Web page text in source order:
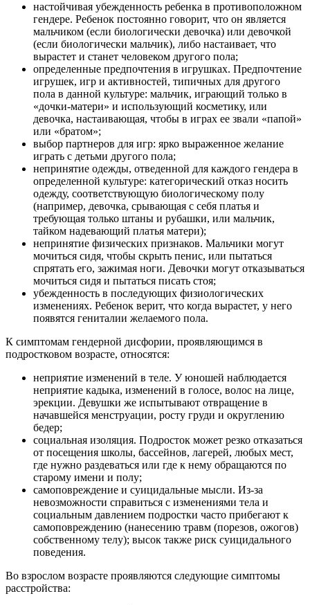
настойчивая убежденность ребенка в противоположном
гендере. Ребенок постоянно говорит, что он является
мальчиком (если биологически девочка) или девочкой
(если биологически мальчик), либо настаивает, что
вырастет и станет человеком другого пола;
определенные предпочтения в игрушках. Предпочтение
игрушек, игр и активностей, типичных для другого
пола в данной культуре: мальчик, играющий только в
«дочки-матери» и использующий косметику, или
девочка, настаивающая, чтобы в играх ее звали «папой»
или «братом»;
выбор партнеров для игр: ярко выраженное желание
играть с детьми другого пола;
непринятие одежды, отведенной для каждого гендера в
определенной культуре: категорический отказ носить
одежду, соответствующую биологическому полу
(например, девочка, срывающая с себя платья и
требующая только штаны и рубашки, или мальчик,
тайком надевающий платья матери);
непринятие физических признаков. Мальчики могут
мочиться сидя, чтобы скрыть пенис, или пытаться
спрятать его, зажимая ноги. Девочки могут отказываться
мочиться сидя и пытаться писать стоя;
убежденность в последующих физиологических
изменениях. Ребенок верит, что когда вырастет, у него
появятся гениталии желаемого пола.
К симптомам гендерной дисфории, проявляющимся в
подростковом возрасте, относятся:
неприятие изменений в теле. У юношей наблюдается
неприятие кадыка, изменений в голосе, волос на лице,
эрекции. Девушки же испытывают отвращение в
начавшейся менструации, росту груди и округлению
бедер;
социальная изоляция. Подросток может резко отказаться
от посещения школы, бассейнов, лагерей, любых мест,
где нужно раздеваться или где к нему обращаются по
старому имени и полу;
самоповреждение и суицидальные мысли. Из-за
невозможности справиться с изменениями тела и
социальным давлением подростки часто прибегают к
самоповреждению (нанесению травм (порезов, ожогов)
собственному телу); высок также риск суицидального
поведения.
Во взрослом возрасте проявляются следующие симптомы
расстройства: